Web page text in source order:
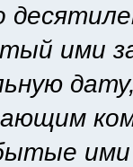
ими
ими